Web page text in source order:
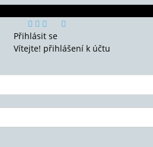
Přihlásit se
Vítejte! přihlášení k účtu